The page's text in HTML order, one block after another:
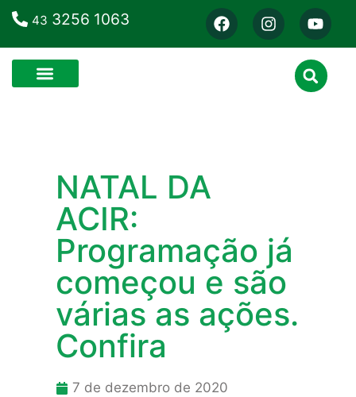
43 3256 1063
NATAL DA
ACIR:
Programação já
começou e são
várias as ações.
Confira
7 de dezembro de 2020